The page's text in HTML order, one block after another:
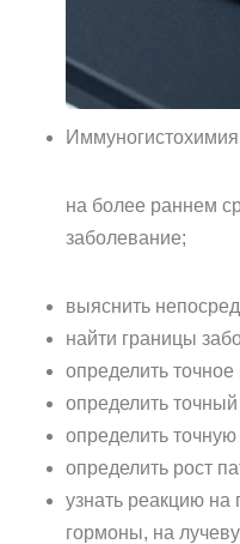
на более раннем
заболевание;
выяснить
найти границы
определить
определить
определить
определить рост
узнать реакцию на
гормоны, на